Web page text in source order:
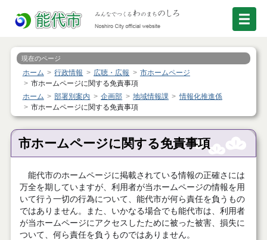
現在のページ
ホーム 行政情報 広聴・広報
市ホームページ
市ホームページに関する免責事項
ホーム
部署別案内 企画部 地域情報課
情報化推進係
市ホームページに関する免責事項
市ホームページに関する免責事項
能代市のホームページに掲載されている情報の正確さには
万全を期していますが、利用者が当ホームページの情報を用
いて行う一切の行為について、能代市が何ら責任を負うもの
ではありません。また、いかなる場合でも能代市は、利用者
が当ホームページにアクセスしたために被った被害、損失に
ついて、何ら責任を負うものではありません。